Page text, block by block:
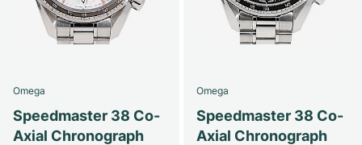
Omega
Speedmaster 38 Co-
Axial Chronograph
Omega
Speedmaster 38 Co-
Axial Chronograph